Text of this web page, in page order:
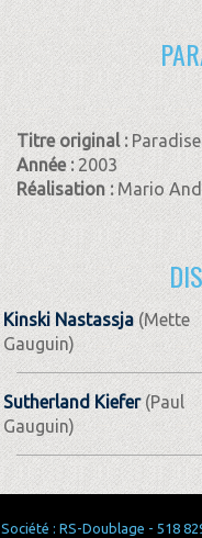
Titre original :
Année :2003
Réalisation : Mario
Kinski Nastassja (Mette
Gauguin)
Sutherland Kiefer(Paul
Gauguin)
Société : RS-Doublage - 518